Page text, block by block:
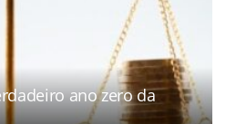
ano zero da